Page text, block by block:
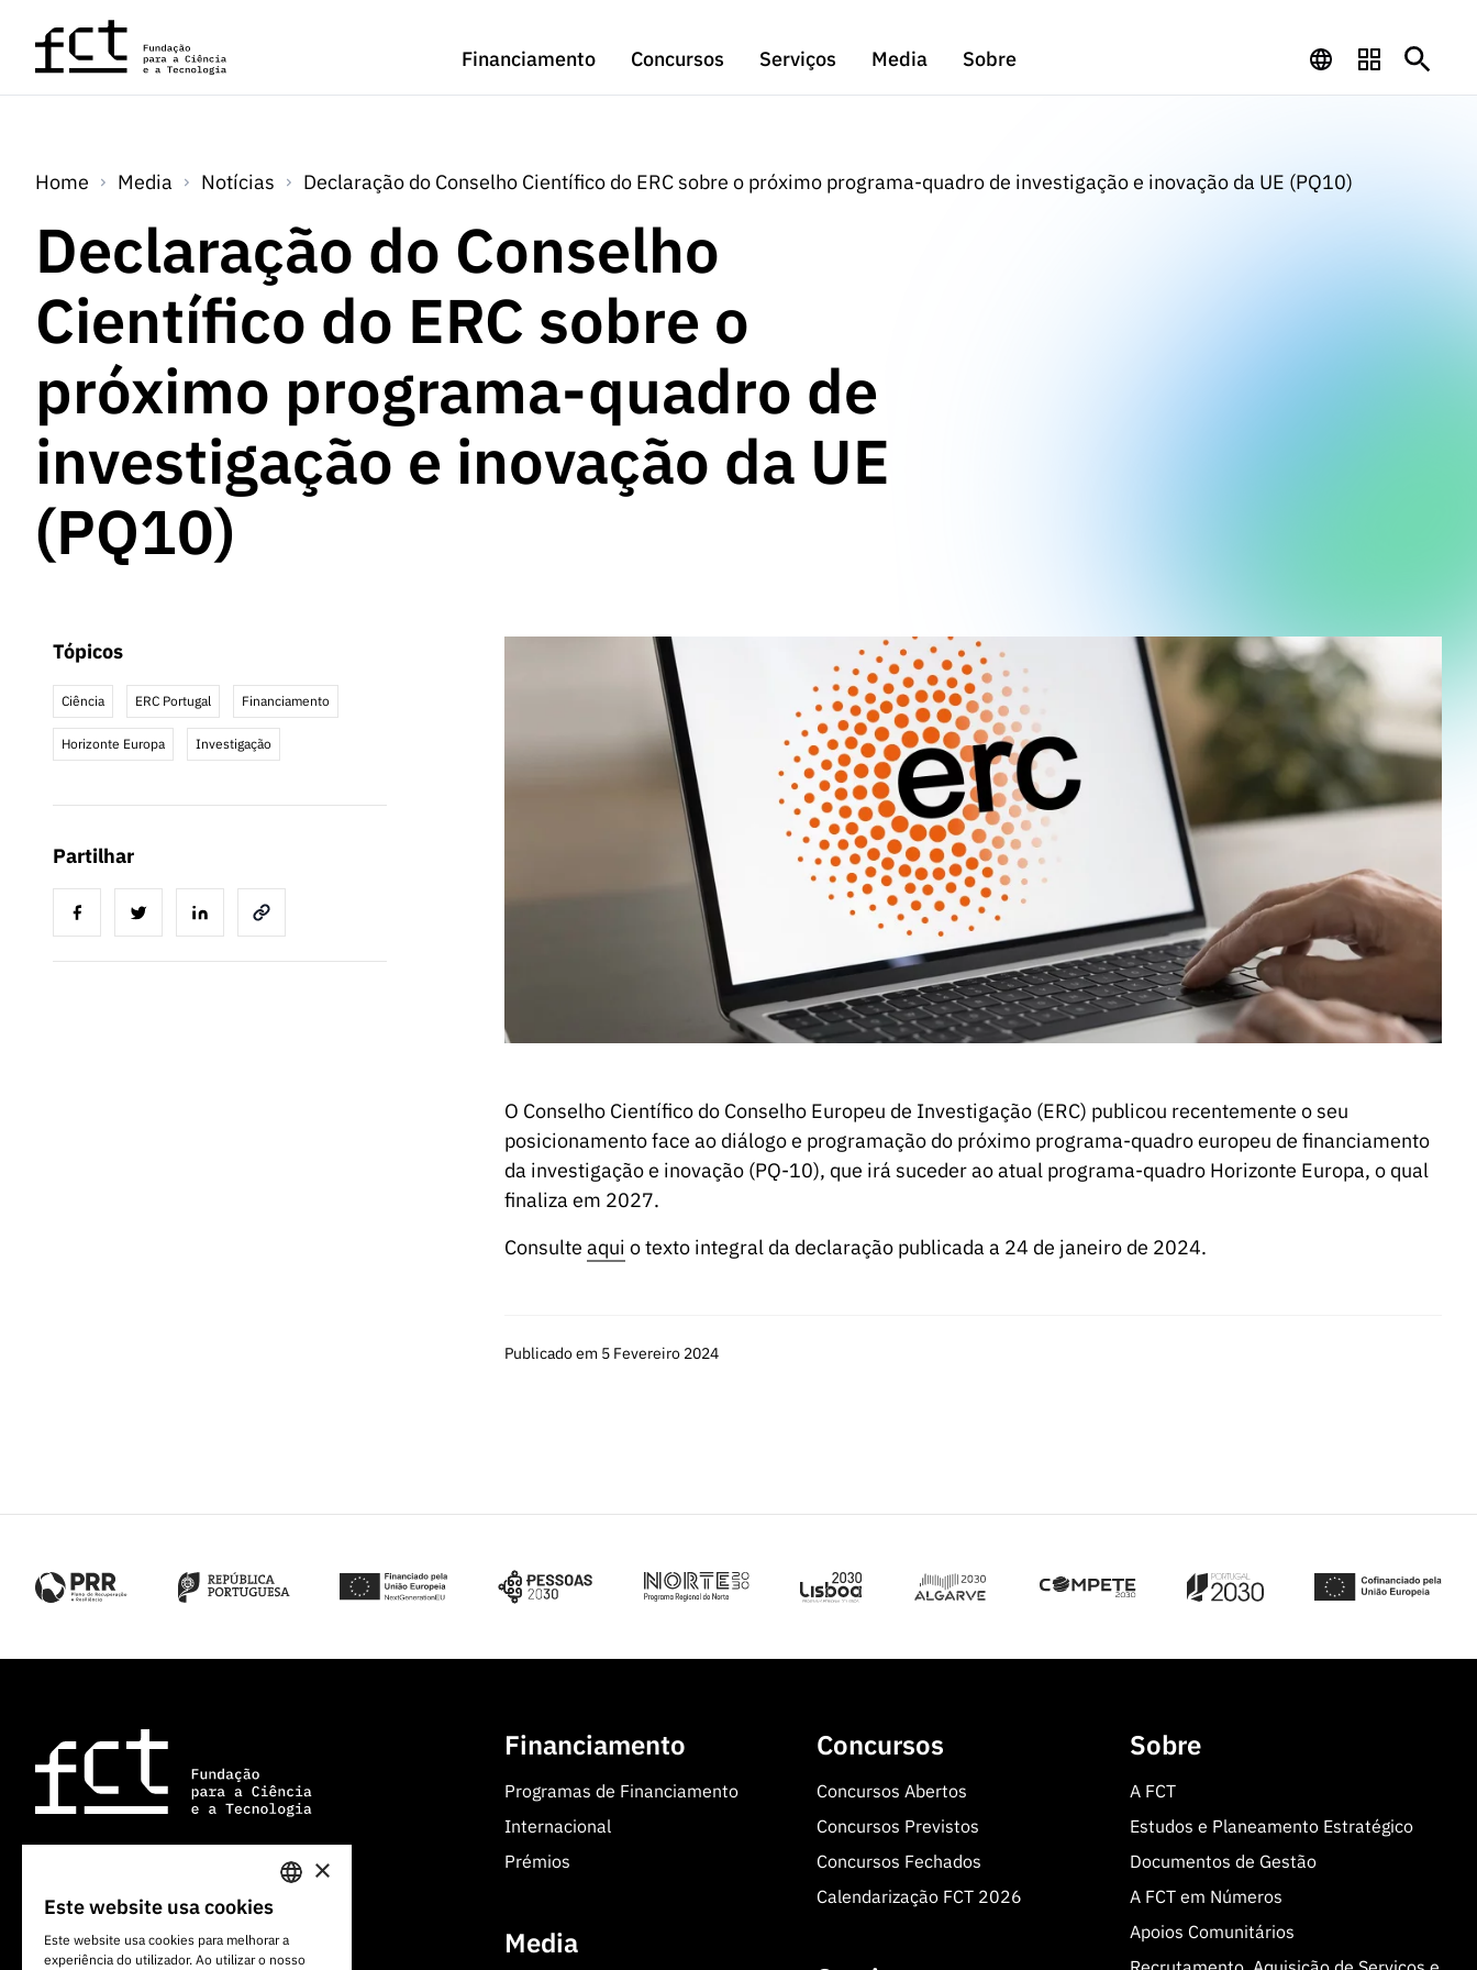
Saltar para o conteúdo principal
Financiamento
Concursos Serviços Media Sobre
Home Media Notícias Declaração do Conselho Científico do ERC sobre o próximo programa-quadro de investigação e inovação da UE (PQ10)
Declaração do Conselho
Científico do ERC sobre o
próximo programa-quadro de
investigação e inovação da UE
(PQ10)
Tópicos
Ciência ERC Portugal Financiamento
Horizonte Europa Investigação
Partilhar
O Conselho Científico do Conselho Europeu de Investigação (ERC) publicou recentemente o seu
posicionamento face ao diálogo e programação do próximo programa-quadro europeu de financiamento
da investigação e inovação (PQ-10), que irá suceder ao atual programa-quadro Horizonte Europa, o qual
finaliza em 2027.
Consulte aqui o texto integral da declaração publicada a 24 de janeiro de 2024.
Publicado em 5 Fevereiro 2024
Av. do Brasil, 101
+351 213 924 300
Financiamento
Programas de Financiamento
Internacional
Prémios
Media
Concursos
Concursos Abertos
Concursos Previstos
Concursos Fechados
Calendarização FCT 2026
Sobre
A FCT
Estudos e Planeamento Estratégico
Documentos de Gestão
A FCT em Números
Apoios Comunitários
PORTUGUESE
ENGLISH
×
Este website usa cookies
Este website usa cookies para melhorar a
experiência do utilizador. Ao utilizar o nosso